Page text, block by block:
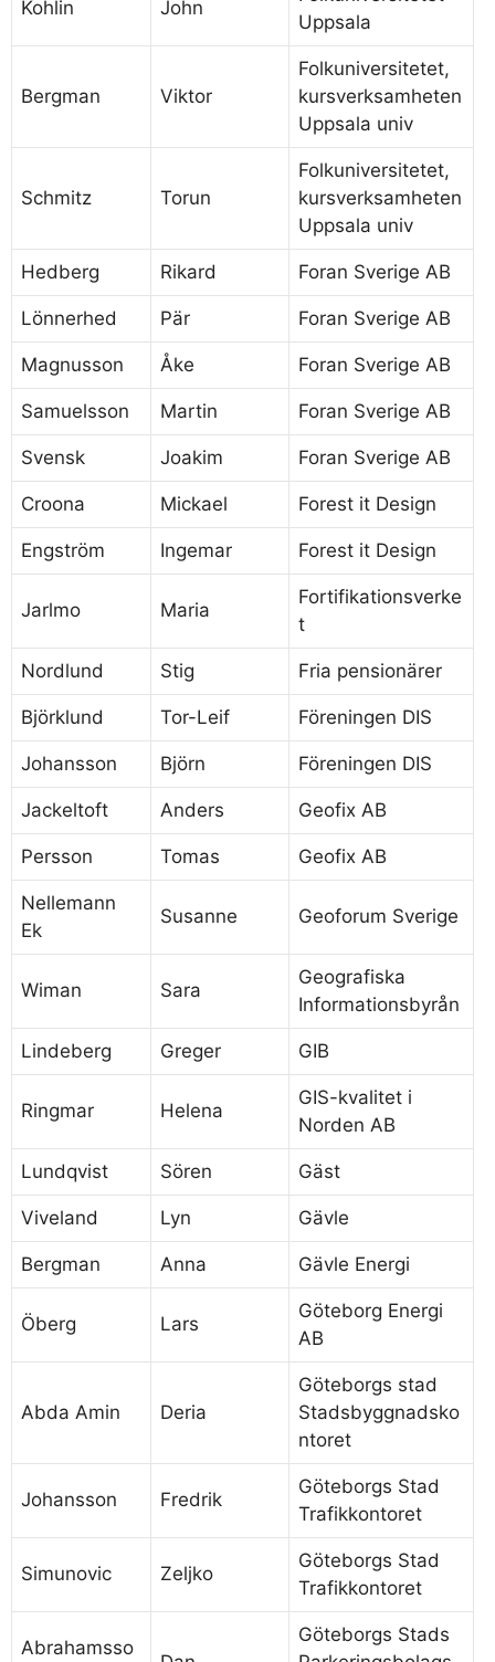
Kohlin John
Uppsala
Bergman Viktor
Folkuniversitetet,
kursverksamheten
Uppsala univ
Schmitz Torun
Folkuniversitetet,
kursverksamheten
Uppsala univ
Hedberg Rikard Foran Sverige AB
Lönnerhed Pär Foran Sverige AB
Magnusson Åke Foran Sverige AB
Samuelsson Martin Foran Sverige AB
Svensk Joakim Foran Sverige AB
Croona Mickael Forest it Design
Engström Ingemar Forest it Design
Jarlmo Maria
Fortifikationsverke
t
Nordlund Stig Fria pensionärer
Björklund Tor-Leif Föreningen DIS
Johansson Björn Föreningen DIS
Jackeltoft Anders Geofix AB
Persson Tomas Geofix AB
Nellemann
Ek
Susanne Geoforum Sverige
Wiman Sara
Geografiska
Informationsbyrån
Lindeberg Greger GIB
Ringmar Helena
GIS-kvalitet i
Norden AB
Lundqvist Sören Gäst
Viveland Lyn Gävle
Bergman Anna Gävle Energi
Öberg Lars
Göteborg Energi
AB
Abda Amin Deria
Göteborgs stad
Stadsbyggnadsko
ntoret
Johansson Fredrik
Göteborgs Stad
Trafikkontoret
Simunovic Zeljko
Göteborgs Stad
Trafikkontoret
Abrahamsso
Göteborgs Stads